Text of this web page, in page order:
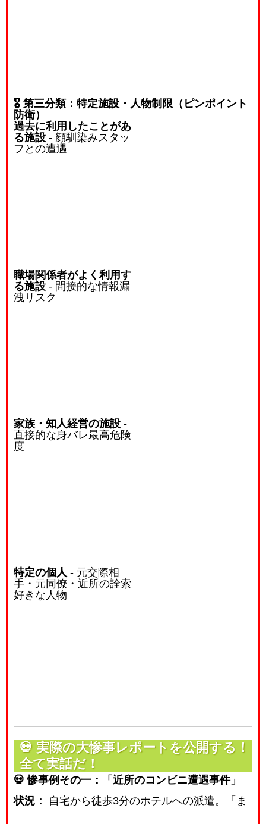
🎖️ 第三分類：特定施設・人物制限（ピンポイント
防衛）
過去に利用したことがあ
る施設 - 顔馴染みスタッ
フとの遭遇
職場関係者がよく利用す
る施設 - 間接的な情報漏
洩リスク
家族・知人経営の施設 -
直接的な身バレ最高危険
度
特定の個人 - 元交際相
手・元同僚・近所の詮索
好きな人物
💀 実際の大惨事レポートを公開する！
全て実話だ！
💀 惨事例その一：「近所のコンビニ遭遇事件」
状況：
自宅から徒歩3分のホテルへの派遣。「ま